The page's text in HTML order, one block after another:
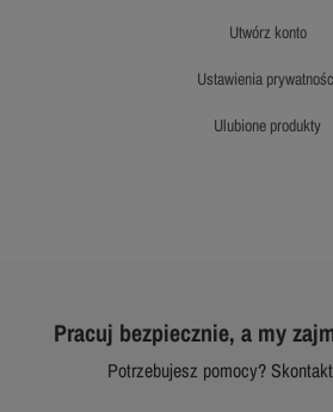
utwórz konto
ustawienia
ulubione produkty
Pracuj bezpiecznie, a my
Potrzebujesz pomocy?